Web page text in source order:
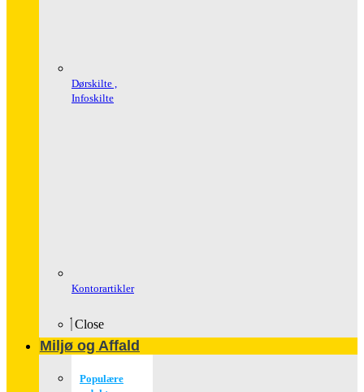
Dørskilte ,
Infoskilte
Kontorartikler
Close
Miljø og Affald
Populære